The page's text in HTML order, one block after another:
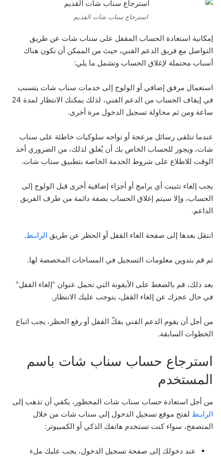
استرجاع سناب شات القديم
إمكانية استعادة الحساب المقفل على سناب شات عن طريق
التواصل مع فريق الدعم الفني، حيث من الممكن أن تكون هناك
أسباب محتملة لإغلاق الحساب وتشمل ما يلي:
استعمال مرفق إضافي أو الولوج إلى خدمات سناب شات يتسبب
في إيقاف الحساب من الدعم الفني، لذلك يمكنك الانتظار لمدة 24
ساعة ومن ثم محاولة تسجيل الدخول مرة أخرى.
عندما تتلقى رسائل مزعجة أو تواجه سلوكيات خاطئة على سناب
شات، ويجوز للحساب الخاص بك أن يُغلق لذلك، من الضروري أخذ
الوقت للاطلاع على شروط الخدمة الخاصة بتطبيق سناب شات.
يجب إلغاء تثبيت أي برامج أو أجزاء إضافية أخرى قبل الولوج إلى
الحساب، وإلا سيتم إغلاق الحساب بصفة دائمة من طرف الفريق
الداعم.
انتقل بعدها إلى صفحة الغاء القفل أو الحظر عن طريق الرابـط.
ثم قم بتدوين معلومات التسجيل في المساحات المخصصة لها.
بعد ذلك، قم بالضغط على الأيقونة التي تحمل عنوان “إلغاء القفل”
في حال عجزك عن إلغاء القفل، يتوجب عليك الانتظار.
من أجل أن يقوم الدعم الفني بفكّ القفل أو رفع الحظر، يجب اتباع
الخطوات السابقة.
استرجاع حساب سناب شات باسم
المستخدم
من أجل استعادة حساب سناب شات المحظور، يكفي أن تذهب إلى
الرابـط لفتح موقع تسجيل الدخول إلى سناب شات من خلال
المتصفح، سواء كنت تستخدم هاتفك الذكي أو الكمبيوتر:
عند دخولك إلى صفحة تسجيل الدخول، يجب عليك ملء